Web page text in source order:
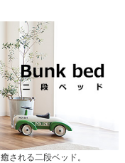
される二段ベッド。